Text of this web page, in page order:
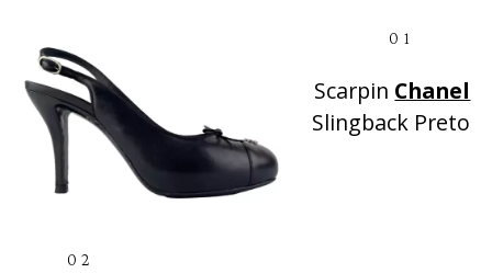
Scarpin Chanel
Slingback Preto
02
01